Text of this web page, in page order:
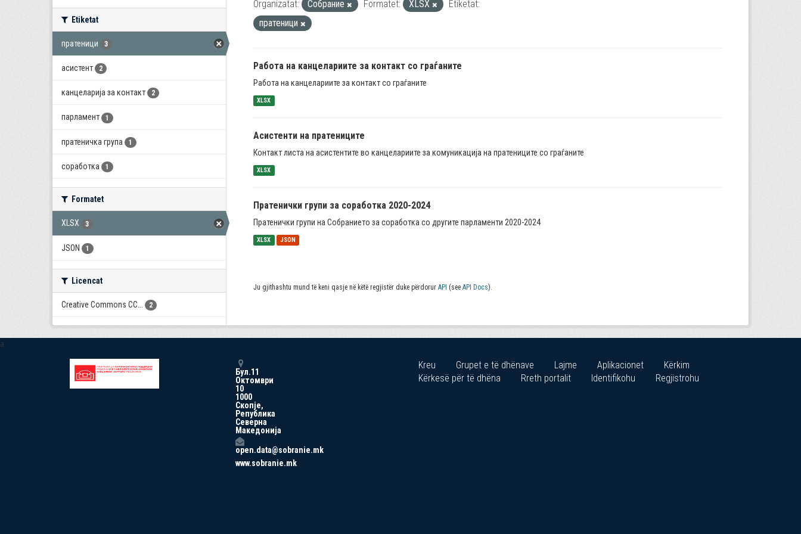
Etiketat
пратеници 3
асистент 2
канцеларија за контакт 2
парламент 1
пратеничка група 1
соработка 1
Formatet
XLSX 3
JSON 1
Licencat
Creative Commons CC... 2
Organizatat: Собрание Formatet: XLSX
Etiketat:
пратеници
Работа на канцелариите за контакт со граѓаните
Работа на канцелариите за контакт со граѓаните
XLSX
Асистенти на пратениците
Контакт листа на асистентите во канцелариите за комуникација на пратениците со граѓаните
XLSX
Пратенички групи за соработка 2020-2024
Пратенички групи на Собранието за соработка со другите парламенти 2020-2024
XLSX JSON
Ju gjithashtu mund të keni qasje në këtë regjistër duke përdorur API (see API Docs).
a
Бул.11
Октомври
10
1000
Скопје,
Република
Северна
Македонија
open.data@sobranie.mk
www.sobranie.mk
Kreu Grupet e të dhënave Lajme Aplikacionet
Kërkim
Kërkesë për të dhëna
Rreth portalit Identifikohu Regjistrohu